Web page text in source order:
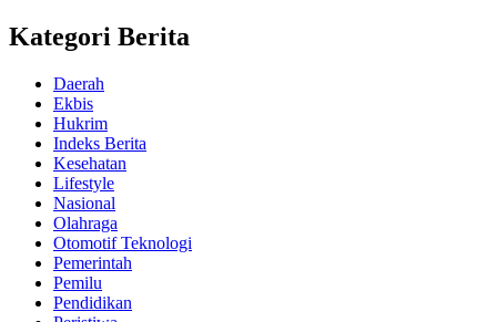
Kategori Berita
Daerah
Ekbis
Hukrim
Indeks Berita
Kesehatan
Lifestyle
Nasional
Olahraga
Otomotif Teknologi
Pemerintah
Pemilu
Pendidikan